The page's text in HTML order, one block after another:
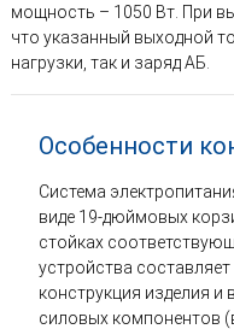
мощность – 1050 Вт. При
что указанный выходной
нагрузки, так и заряд АБ.
Особенности
Система
виде 19-дюймовых
стойках
устройства
конструкция изделия
силовых компонентов